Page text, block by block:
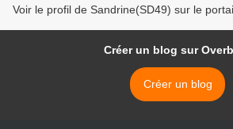
Voir le profil de Sandrine(SD49) sur le
Créer un blog sur
Créer un blog